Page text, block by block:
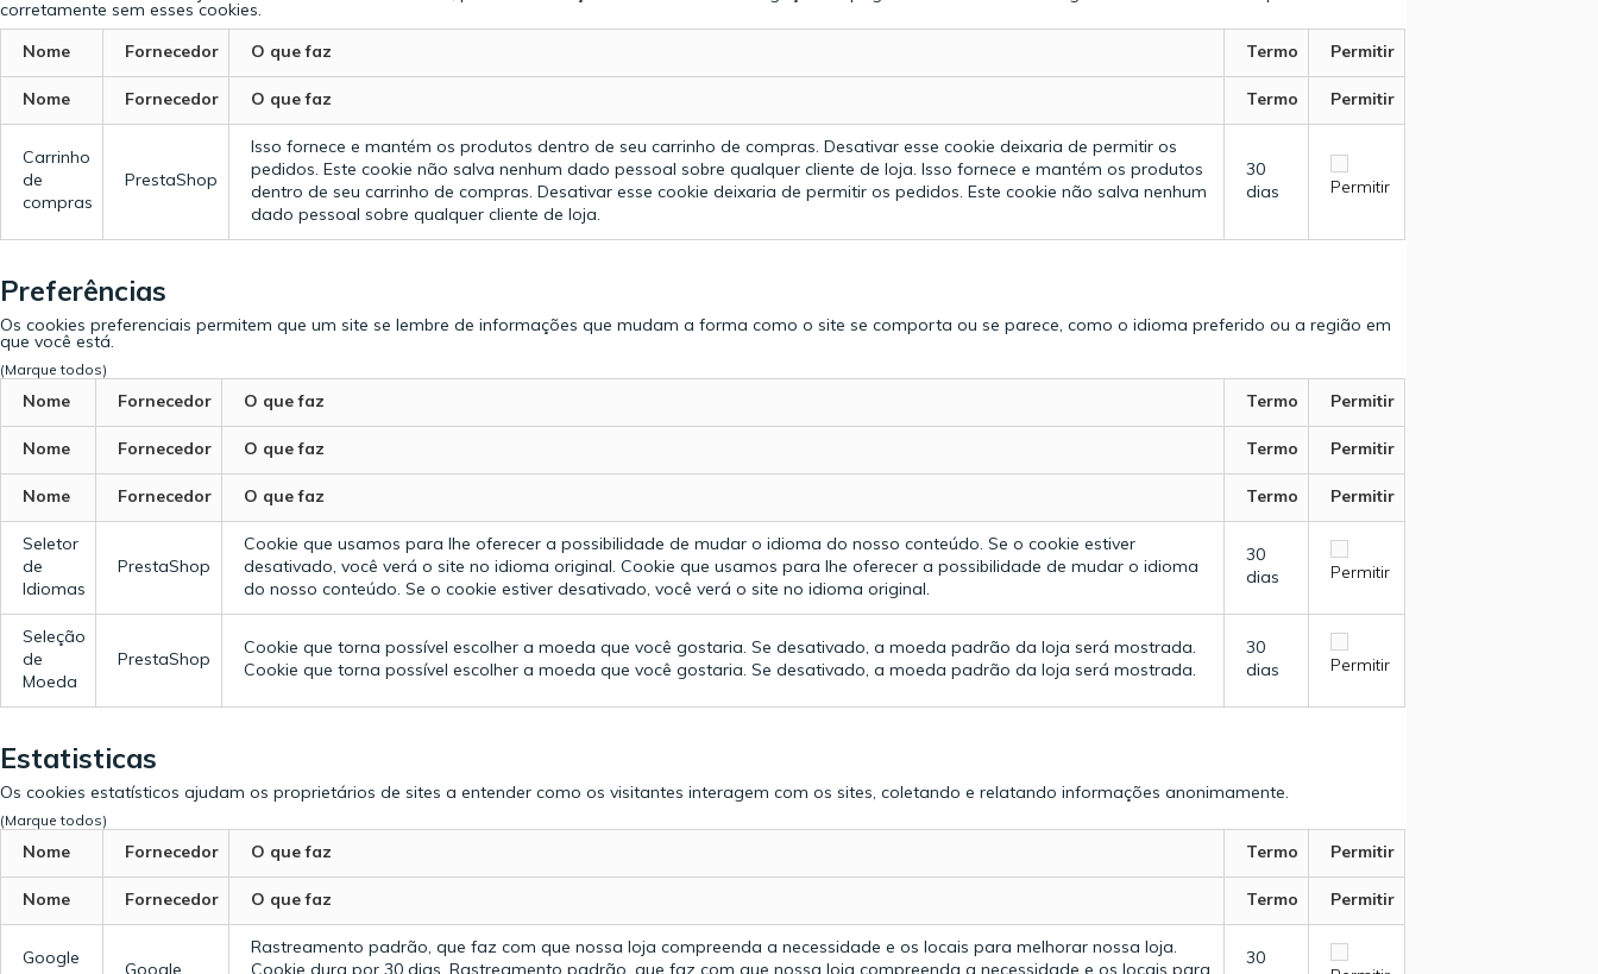
corretamente sem esses cookies.
Nome
Fornecedor O que faz Termo Permitir
Nome Fornecedor O que faz Termo Permitir
Carrinho
de
compras
PrestaShop
Isso fornece e mantém os produtos dentro de seu carrinho de compras. Desativar esse cookie deixaria de permitir os
pedidos. Este cookie não salva nenhum dado pessoal sobre qualquer cliente de loja. Isso fornece e mantém os produtos
dentro de seu carrinho de compras. Desativar esse cookie deixaria de permitir os pedidos. Este cookie não salva nenhum
dado pessoal sobre qualquer cliente de loja.
30
dias
Permitir
Preferências
Os cookies preferenciais permitem que um site se lembre de informações que mudam a forma como o site se comporta ou se parece, como o idioma preferido ou a região em
que você está.
(Marque todos)
Nome Fornecedor O que faz Termo Permitir
Nome Fornecedor O que faz Termo Permitir
Nome Fornecedor O que faz Termo Permitir
Seletor
de
Idiomas
PrestaShop
Cookie que usamos para lhe oferecer a possibilidade de mudar o idioma do nosso conteúdo. Se o cookie estiver
desativado, você verá o site no idioma original. Cookie que usamos para lhe oferecer a possibilidade de mudar o idioma
do nosso conteúdo. Se o cookie estiver desativado, você verá o site no idioma original.
30
dias
Permitir
Seleção
de
Moeda
PrestaShop
Cookie que torna possível escolher a moeda que você gostaria. Se desativado, a moeda padrão da loja será mostrada.
Cookie que torna possível escolher a moeda que você gostaria. Se desativado, a moeda padrão da loja será mostrada.
30
dias
Permitir
Estatisticas
Os cookies estatísticos ajudam os proprietários de sites a entender como os visitantes interagem com os sites, coletando e relatando informações anonimamente.
(Marque todos)
Nome Fornecedor O que faz Termo Permitir
Nome Fornecedor O que faz Termo Permitir
Google
Google
Rastreamento padrão, que faz com que nossa loja compreenda a necessidade e os locais para melhorar nossa loja.
Cookie dura por 30 dias. Rastreamento padrão, que faz com que nossa loja compreenda a necessidade e os locais para
30